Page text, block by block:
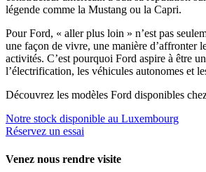
légende comme la Mustang ou la Capri.
Pour Ford, « aller plus loin » n’est pas
une façon de vivre, une manière d’affronter
activités. C’est pourquoi Ford aspire à être
l’électrification, les véhicules autonomes et
Découvrez les modèles Ford disponibles
Notre stock disponible au Luxembourg
Réservez un essai
Venez nous rendre visite